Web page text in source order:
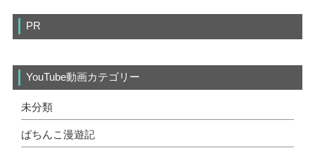
PR
YouTube動画カテゴリー
未分類
ぱちんこ漫遊記